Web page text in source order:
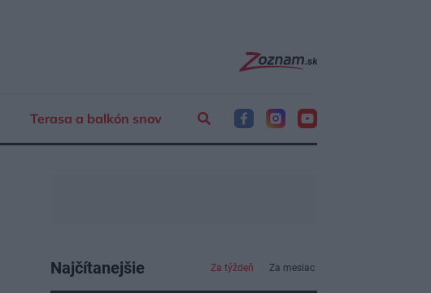
Terasa a balkón snov
Najčítanejšie Za týždeň Za mesiac